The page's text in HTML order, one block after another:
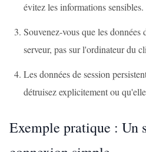
évitez les informations sensibles.
Souvenez-vous que les données
serveur, pas sur l'ordinateur du
Les données de session
détruisez explicitement ou
Exemple pratique : Un